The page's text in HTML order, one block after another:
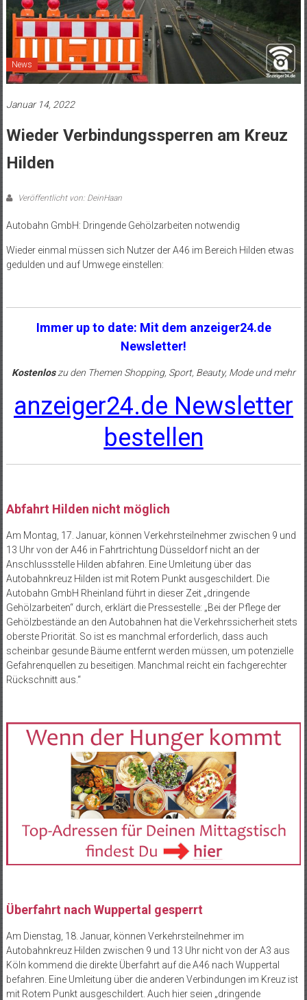
News
Januar 14, 2022
Wieder Verbindungssperren am Kreuz
Hilden
Veröffentlicht von: DeinHaan
Autobahn GmbH: Dringende Gehölzarbeiten notwendig
Wieder einmal müssen sich Nutzer der A46 im Bereich Hilden etwas
gedulden und auf Umwege einstellen:
Immer up to date: Mit dem anzeiger24.de
Newsletter!
Kostenloszu den Themen Shopping, Sport, Beauty, Mode und mehr
anzeiger24.de Newsletter
bestellen
Abfahrt Hilden nicht möglich
Am Montag, 17. Januar, können Verkehrsteilnehmer zwischen 9 und
13 Uhr von der A46 in Fahrtrichtung Düsseldorf nicht an der
Anschlussstelle Hilden abfahren. Eine Umleitung über das
Autobahnkreuz Hilden ist mit Rotem Punkt ausgeschildert. Die
Autobahn GmbH Rheinland führt in dieser Zeit „dringende
Gehölzarbeiten“ durch, erklärt die Pressestelle: „Bei der Pflege der
Gehölzbestände an den Autobahnen hat die Verkehrssicherheit stets
oberste Priorität. So ist es manchmal erforderlich, dass auch
scheinbar gesunde Bäume entfernt werden müssen, um potenzielle
Gefahrenquellen zu beseitigen. Manchmal reicht ein fachgerechter
Rückschnitt aus.“
Überfahrt nach Wuppertal gesperrt
Am Dienstag, 18. Januar, können Verkehrsteilnehmer im
Autobahnkreuz Hilden zwischen 9 und 13 Uhr nicht von der A3 aus
Köln kommend die direkte Überfahrt auf die A46 nach Wuppertal
befahren. Eine Umleitung über die anderen Verbindungen im Kreuz ist
mit Rotem Punkt ausgeschildert. Auch hier seien „dringende